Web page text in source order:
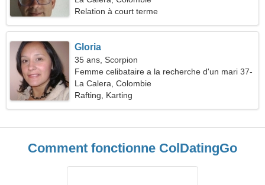
Relation à court terme
Gloria
35 ans, Scorpion
Femme celibataire a la recherche d'un mari 37-
45
La Calera, Colombie
Rafting, Karting
Comment fonctionne ColDatingGo